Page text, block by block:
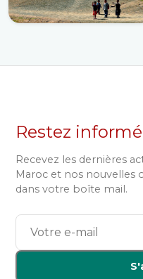
Restez
Recevez les dernières
Maroc et nos nouvelles
dans votre boîte mail.